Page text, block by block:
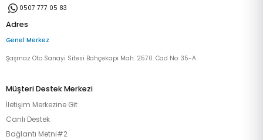
0507 777 05 83
Adres
Genel Merkez
Şaşmaz Oto Sanayi Sitesi Bahçekapı Mah. 2570. Cad No: 35-A
Müşteri Destek Merkezi
İletişim Merkezine Git
Canlı Destek
Bağlantı Metni#2